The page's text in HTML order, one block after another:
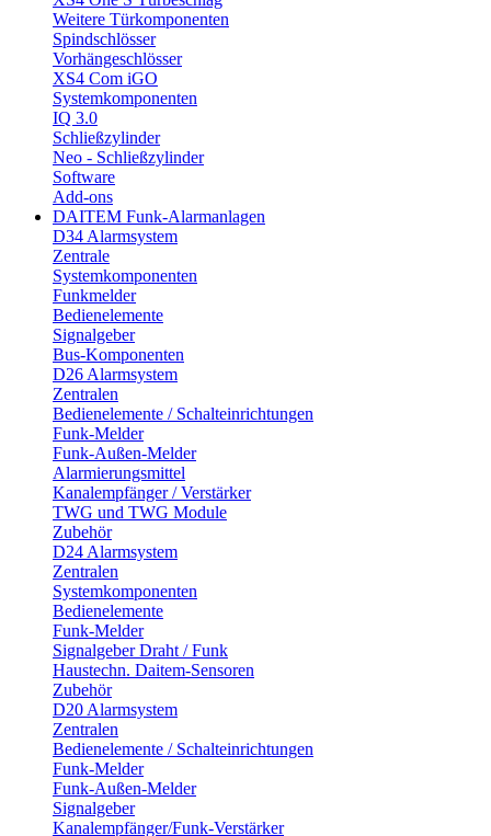
Weitere Türkomponenten
Spindschlösser
Vorhängeschlösser
XS4 Com iGO
Systemkomponenten
IQ 3.0
Schließzylinder
Neo - Schließzylinder
Software
Add-ons
DAITEM Funk-Alarmanlagen
D34 Alarmsystem
Zentrale
Systemkomponenten
Funkmelder
Bedienelemente
Signalgeber
Bus-Komponenten
D26 Alarmsystem
Zentralen
Bedienelemente / Schalteinrichtungen
Funk-Melder
Funk-Außen-Melder
Alarmierungsmittel
Kanalempfänger / Verstärker
TWG und TWG Module
Zubehör
D24 Alarmsystem
Zentralen
Systemkomponenten
Bedienelemente
Funk-Melder
Signalgeber Draht / Funk
Haustechn. Daitem-Sensoren
Zubehör
D20 Alarmsystem
Zentralen
Bedienelemente / Schalteinrichtungen
Funk-Melder
Funk-Außen-Melder
Signalgeber
Kanalempfänger/Funk-Verstärker